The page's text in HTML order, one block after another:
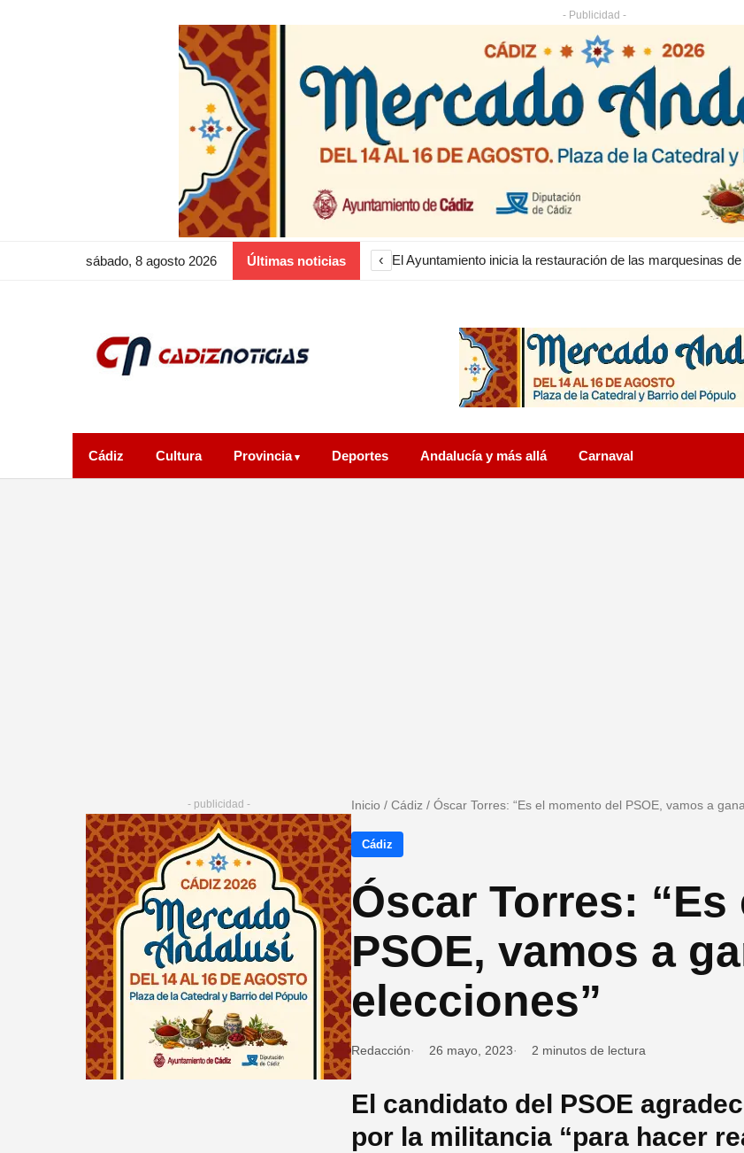
- Publicidad -
sábado, 8 agosto 2026 Últimas noticias ‹
Cádiz Cultura Provincia Deportes Andalucía y más allá Carnaval
- publicidad - Inicio / Cádiz / Óscar Torres: “Es el momento del PSOE, vamos a
Cádiz
Óscar Torres:
PSOE, vamos a
elecciones”
Redacción 26 mayo, 2023 2 minutos de lectura
El candidato del PSOE
por la militancia “para hacer